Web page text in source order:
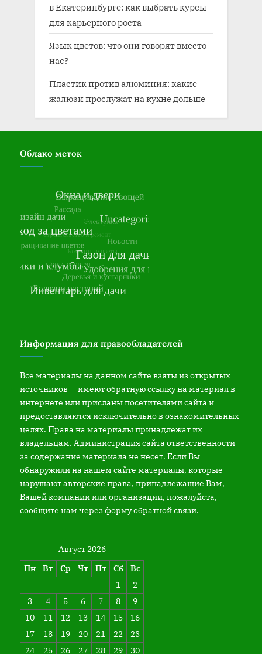
в Екатеринбурге: как выбрать курсы
для карьерного роста
Язык цветов: что они говорят вместо
нас?
Пластик против алюминия: какие
жалюзи прослужат на кухне дольше
Облако меток
Информация для правообладателей
Все материалы на данном сайте взяты из открытых
источников — имеют обратную ссылку на материал в
интернете или присланы посетителями сайта и
предоставляются исключительно в ознакомительных
целях. Права на материалы принадлежат их
владельцам. Администрация сайта ответственности
за содержание материала не несет. Если Вы
обнаружили на нашем сайте материалы, которые
нарушают авторские права, принадлежащие Вам,
Вашей компании или организации, пожалуйста,
сообщите нам через форму обратной связи.
Август 2026
Пн
Вт Ср Чт Пт Сб
Вс
1
2
3
4 5 6 7 8
9
10
11 12 13 14 15
16
17
18 19 20 21 22
23
24
25 26 27 28 29 30